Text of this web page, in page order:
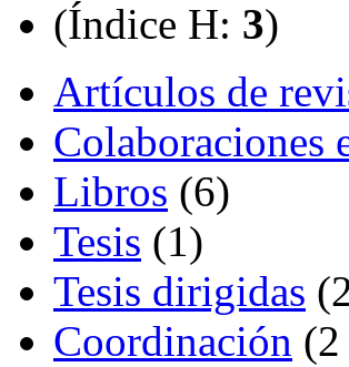
(Índice H: 3)
Artículos de
Colaboraciones
Libros (6)
Tesis (1)
Tesis dirigidas
Coordinación